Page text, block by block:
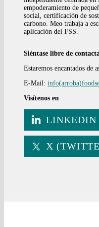
empoderamiento de
social, certificación de
carbono. Meo trabaja a
aplicación del FSS.
Siéntase libre de
Estaremos encantados de
E-Mail:
Visítenos en
LINKEDIN
X